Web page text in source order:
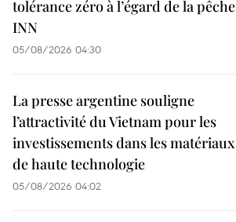
tolérance zéro à l’égard de la pêche
INN
05/08/2026 04:30
La presse argentine souligne
l’attractivité du Vietnam pour les
investissements dans les matériaux
de haute technologie
05/08/2026 04:02